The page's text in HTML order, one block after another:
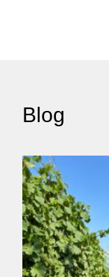
Blog